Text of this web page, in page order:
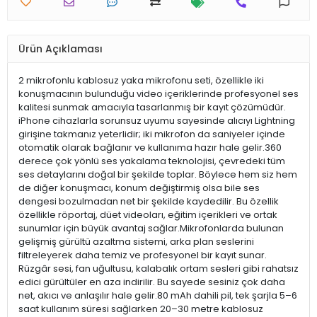
Ürün Açıklaması
2 mikrofonlu kablosuz yaka mikrofonu seti, özellikle iki
konuşmacının bulunduğu video içeriklerinde profesyonel ses
kalitesi sunmak amacıyla tasarlanmış bir kayıt çözümüdür.
iPhone cihazlarla sorunsuz uyumu sayesinde alıcıyı Lightning
girişine takmanız yeterlidir; iki mikrofon da saniyeler içinde
otomatik olarak bağlanır ve kullanıma hazır hale gelir.360
derece çok yönlü ses yakalama teknolojisi, çevredeki tüm
ses detaylarını doğal bir şekilde toplar. Böylece hem siz hem
de diğer konuşmacı, konum değiştirmiş olsa bile ses
dengesi bozulmadan net bir şekilde kaydedilir. Bu özellik
özellikle röportaj, düet videoları, eğitim içerikleri ve ortak
sunumlar için büyük avantaj sağlar.Mikrofonlarda bulunan
gelişmiş gürültü azaltma sistemi, arka plan seslerini
filtreleyerek daha temiz ve profesyonel bir kayıt sunar.
Rüzgâr sesi, fan uğultusu, kalabalık ortam sesleri gibi rahatsız
edici gürültüler en aza indirilir. Bu sayede sesiniz çok daha
net, akıcı ve anlaşılır hale gelir.80 mAh dahili pil, tek şarjla 5–6
saat kullanım süresi sağlarken 20–30 metre kablosuz